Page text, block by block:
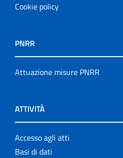
Cookie policy
PNRR
Attuazione misure PNRR
ATTIVITÀ
Accesso agli atti
Basi di dati